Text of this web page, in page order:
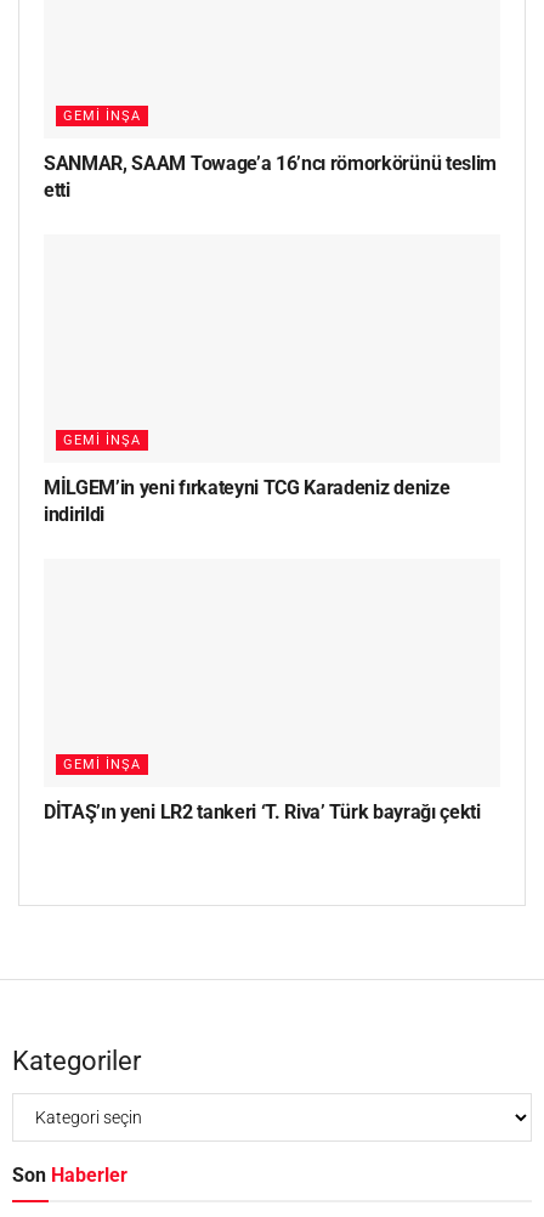
GEMI İNŞA
SANMAR, SAAM Towage’a 16’ncı römorkörünü teslim
etti
GEMI İNŞA
MİLGEM’in yeni fırkateyni TCG Karadeniz denize
indirildi
GEMI İNŞA
DİTAŞ’ın yeni LR2 tankeri ‘T. Riva’ Türk bayrağı çekti
Kategoriler
Son Haberler